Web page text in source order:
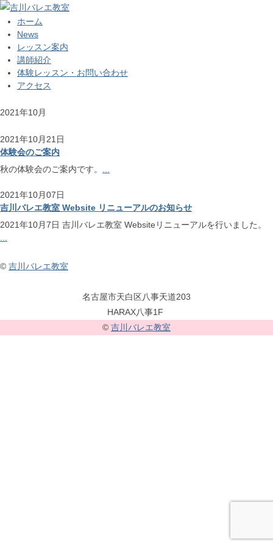
ホーム
News
レッスン案内
講師紹介
体験レッスン・お問い合わせ
アクセス
2021年10月
2021年10月21日
体験会のご案内
秋の体験会のご案内です。
2021年10月07日
吉川バレエ教室 Website リニューアルのお知らせ
2021年10月7日 吉川バレエ教室 Websiteリニューアルを行いました。
© 吉川バレエ教室
名古屋市天白区八事天道203
HARAX八事1F
© 吉川バレエ教室